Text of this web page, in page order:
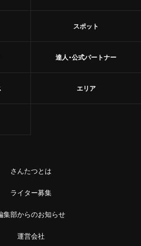
スポット
達人・公式パートナー
エリア
さんたつとは
ライター募集
集部からのお知らせ
運営会社